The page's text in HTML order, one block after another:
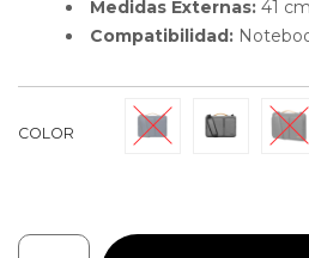
Medidas Externas: 41
Compatibilidad:
COLOR
Tomtoc